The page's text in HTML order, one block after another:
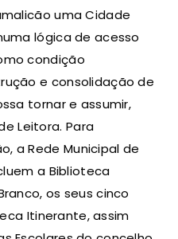
uma Cidade
lógica de acesso
condição
e consolidação de
tornar e assumir,
Leitora. Para
a Rede Municipal de
a Biblioteca
os seus cinco
Itinerante, assim